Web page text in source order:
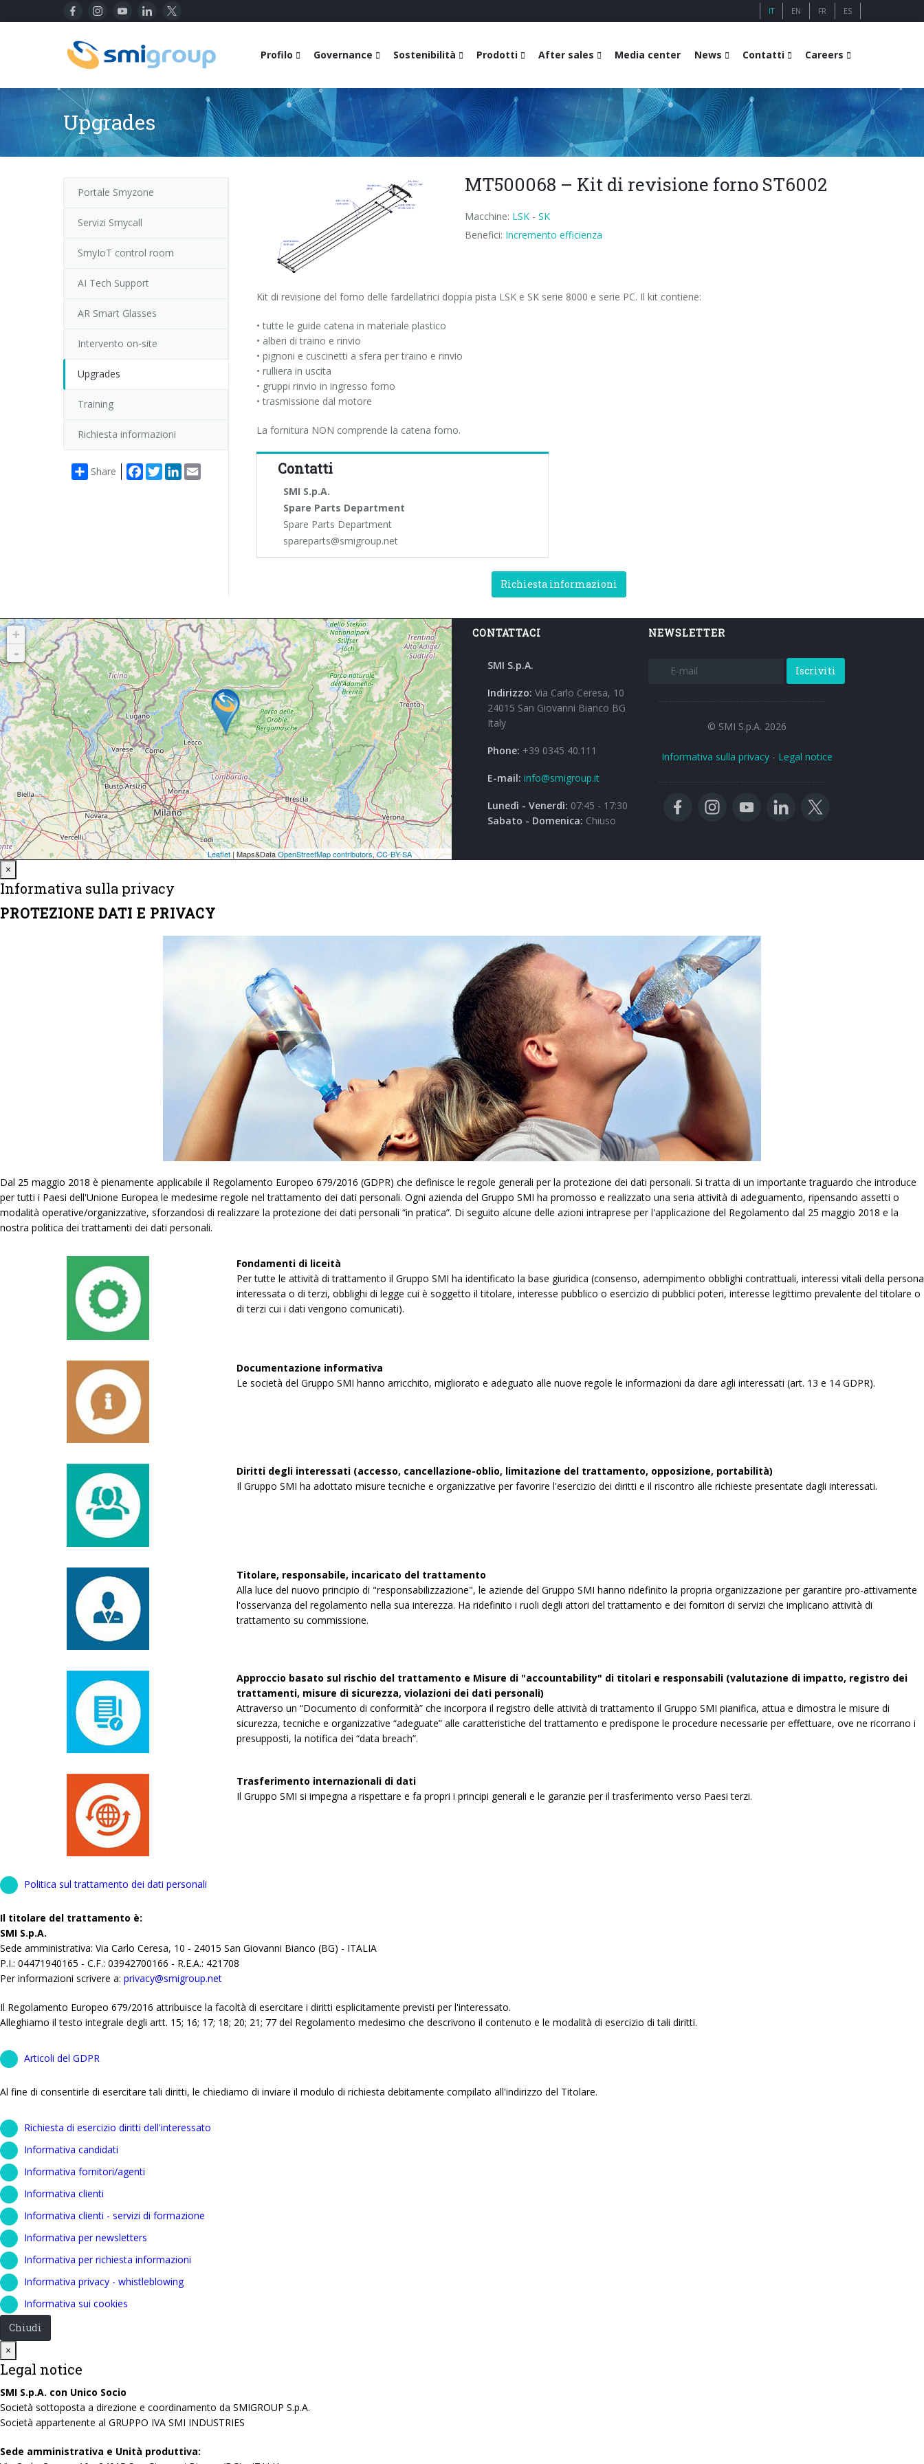
IT EN FR ES
Profilo Governance Sostenibilità Prodotti After sales Media center News Contatti Careers
Upgrades
Portale Smyzone
Servizi Smycall
SmyIoT control room
AI Tech Support
AR Smart Glasses
Intervento on-site
Upgrades
Training
Richiesta informazioni
Share Facebook
TwitterLinkedIn
MT500068 – Kit di revisione forno ST6002
Macchine: LSK- SK
Benefici: Incremento efficienza
Kit di revisione del forno delle fardellatrici doppia pista LSK e SK serie 8000 e serie PC. Il kit contiene:
• tutte le guide catena in materiale plastico
• alberi di traino e rinvio
• pignoni e cuscinetti a sfera per traino e rinvio
• rulliera in uscita
• gruppi rinvio in ingresso forno
• trasmissione dal motore
La fornitura NON comprende la catena forno.
Contatti
SMI S.p.A.
Spare Parts Department
Spare Parts Department
spareparts@smigroup.net
Richiesta informazioni
CONTATTACI
SMI S.p.A.
Indirizzo: Via Carlo Ceresa, 10
24015 San Giovanni Bianco BG
Italy
Phone: +39 0345 40.111
E-mail: info@smigroup.it
Lunedì - Venerdì: 07:45 - 17:30
Sabato - Domenica: Chiuso
NEWSLETTER
Iscriviti
© SMI S.p.A. 2026
Informativa sulla privacy- Legal notice
×
Informativa sulla privacy
PROTEZIONE DATI E PRIVACY
Dal 25 maggio 2018 è pienamente applicabile il Regolamento Europeo 679/2016 (GDPR) che definisce le regole generali per la protezione dei dati personali. Si tratta di un importante traguardo che introduce
per tutti i Paesi dell'Unione Europea le medesime regole nel trattamento dei dati personali. Ogni azienda del Gruppo SMI ha promosso e realizzato una seria attività di adeguamento, ripensando assetti o
modalità operative/organizzative, sforzandosi di realizzare la protezione dei dati personali “in pratica”. Di seguito alcune delle azioni intraprese per l'applicazione del Regolamento dal 25 maggio 2018 e la
nostra politica dei trattamenti dei dati personali.
Fondamenti di liceità
Per tutte le attività di trattamento il Gruppo SMI ha identificato la base giuridica (consenso, adempimento obblighi contrattuali, interessi vitali della persona
interessata o di terzi, obblighi di legge cui è soggetto il titolare, interesse pubblico o esercizio di pubblici poteri, interesse legittimo prevalente del titolare o
di terzi cui i dati vengono comunicati).
Documentazione informativa
Le società del Gruppo SMI hanno arricchito, migliorato e adeguato alle nuove regole le informazioni da dare agli interessati (art. 13 e 14 GDPR).
Diritti degli interessati (accesso, cancellazione-oblio, limitazione del trattamento, opposizione, portabilità)
Il Gruppo SMI ha adottato misure tecniche e organizzative per favorire l'esercizio dei diritti e il riscontro alle richieste presentate dagli interessati.
Titolare, responsabile, incaricato del trattamento
Alla luce del nuovo principio di "responsabilizzazione", le aziende del Gruppo SMI hanno ridefinito la propria organizzazione per garantire pro-attivamente
l'osservanza del regolamento nella sua interezza. Ha ridefinito i ruoli degli attori del trattamento e dei fornitori di servizi che implicano attività di
trattamento su commissione.
Approccio basato sul rischio del trattamento e Misure di "accountability" di titolari e responsabili (valutazione di impatto, registro dei
trattamenti, misure di sicurezza, violazioni dei dati personali)
Attraverso un “Documento di conformità” che incorpora il registro delle attività di trattamento il Gruppo SMI pianifica, attua e dimostra le misure di
sicurezza, tecniche e organizzative “adeguate” alle caratteristiche del trattamento e predispone le procedure necessarie per effettuare, ove ne ricorrano i
presupposti, la notifica dei “data breach”.
Trasferimento internazionali di dati
Il Gruppo SMI si impegna a rispettare e fa propri i principi generali e le garanzie per il trasferimento verso Paesi terzi.
Politica sul trattamento dei dati personali
Il titolare del trattamento è:
SMI S.p.A.
Sede amministrativa: Via Carlo Ceresa, 10 - 24015 San Giovanni Bianco (BG) - ITALIA
P.I.: 04471940165 - C.F.: 03942700166 - R.E.A.: 421708
Per informazioni scrivere a: privacy@smigroup.net
Il Regolamento Europeo 679/2016 attribuisce la facoltà di esercitare i diritti esplicitamente previsti per l'interessato.
Alleghiamo il testo integrale degli artt. 15; 16; 17; 18; 20; 21; 77 del Regolamento medesimo che descrivono il contenuto e le modalità di esercizio di tali diritti.
Articoli del GDPR
Al fine di consentirle di esercitare tali diritti, le chiediamo di inviare il modulo di richiesta debitamente compilato all'indirizzo del Titolare.
Richiesta di esercizio diritti dell'interessato
Informativa candidati
Informativa fornitori/agenti
Informativa clienti
Informativa clienti - servizi di formazione
Informativa per newsletters
Informativa per richiesta informazioni
Informativa privacy - whistleblowing
Informativa sui cookies
Chiudi
×
Legal notice
SMI S.p.A. con Unico Socio
Società sottoposta a direzione e coordinamento da SMIGROUP S.p.A.
Società appartenente al GRUPPO IVA SMI INDUSTRIES
Sede amministrativa e Unità produttiva: